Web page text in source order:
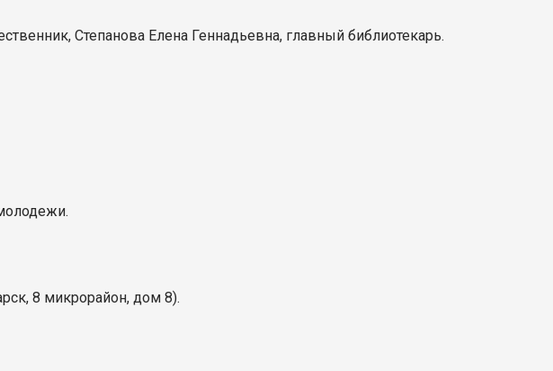
Степанова Елена Геннадьевна, главный библиотекарь.
8 микрорайон, дом 8).